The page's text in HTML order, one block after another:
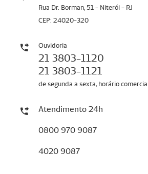
Rua Dr. Borman, 51 - Niterói - RJ
CEP: 24020-320
Ouvidoria
21 3803-1120
21 3803-1121
de segunda a sexta, horário
Atendimento 24h
0800 970 9087
4020 9087